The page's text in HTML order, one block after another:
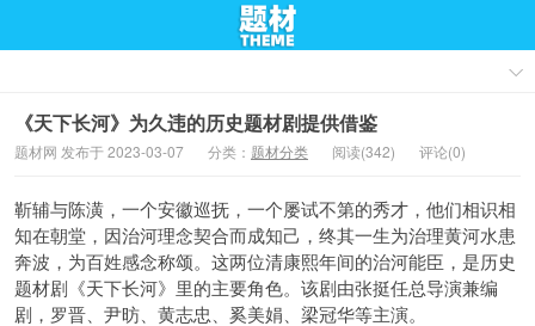
《天下长河》为久违的历史题材剧提供借鉴
题材网 发布于 2023-03-07 分类： 题材分类 阅读(342) 评论(0)
靳辅与陈潢，一个安徽巡抚，一个屡试不第的秀才，他们相识相
知在朝堂，因治河理念契合而成知己，终其一生为治理黄河水患
奔波，为百姓感念称颂。这两位清康熙年间的治河能臣，是历史
题材剧《天下长河》里的主要角色。该剧由张挺任总导演兼编
剧，罗晋、尹昉、黄志忠、奚美娟、梁冠华等主演。